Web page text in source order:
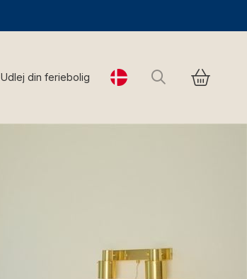
Udlej din feriebolig Change language
Søg